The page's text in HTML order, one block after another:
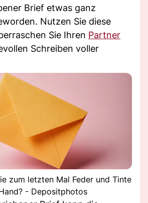
Brief etwas ganz
Nutzen Sie diese
Sie Ihren Partner
Schreiben voller
zum letzten Mal Feder und Tinte
- Depositphotos